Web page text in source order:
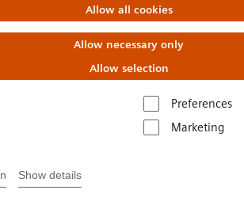
Allow all cookies
Allow necessary only
Allow selection
Preferences
Marketing
Show details
4
愛会 博愛会病院｜応募者：高
Avanto
【バージョンアッ